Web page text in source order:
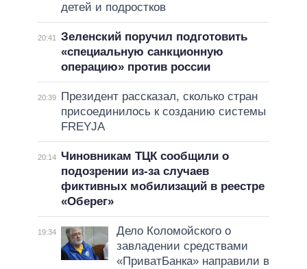
детей и подростков
20:41
Зеленский поручил подготовить
«специальную санкционную
операцию» против россии
20:39
Президент рассказал, сколько стран
присоединилось к созданию системы
FREYJA
20:14
Чиновникам ТЦК сообщили о
подозрении из-за случаев
фиктивных мобилизаций в реестре
«Оберег»
19:34
Дело Коломойского о
завладении средствами
«ПриватБанка» направили в